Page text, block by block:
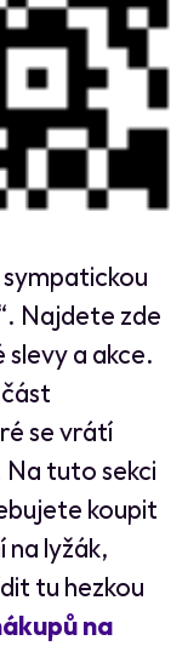
Najdete zde
slevy a akce.
se vrátí
Na tuto sekci
koupit
lyžák,
tu hezkou
na